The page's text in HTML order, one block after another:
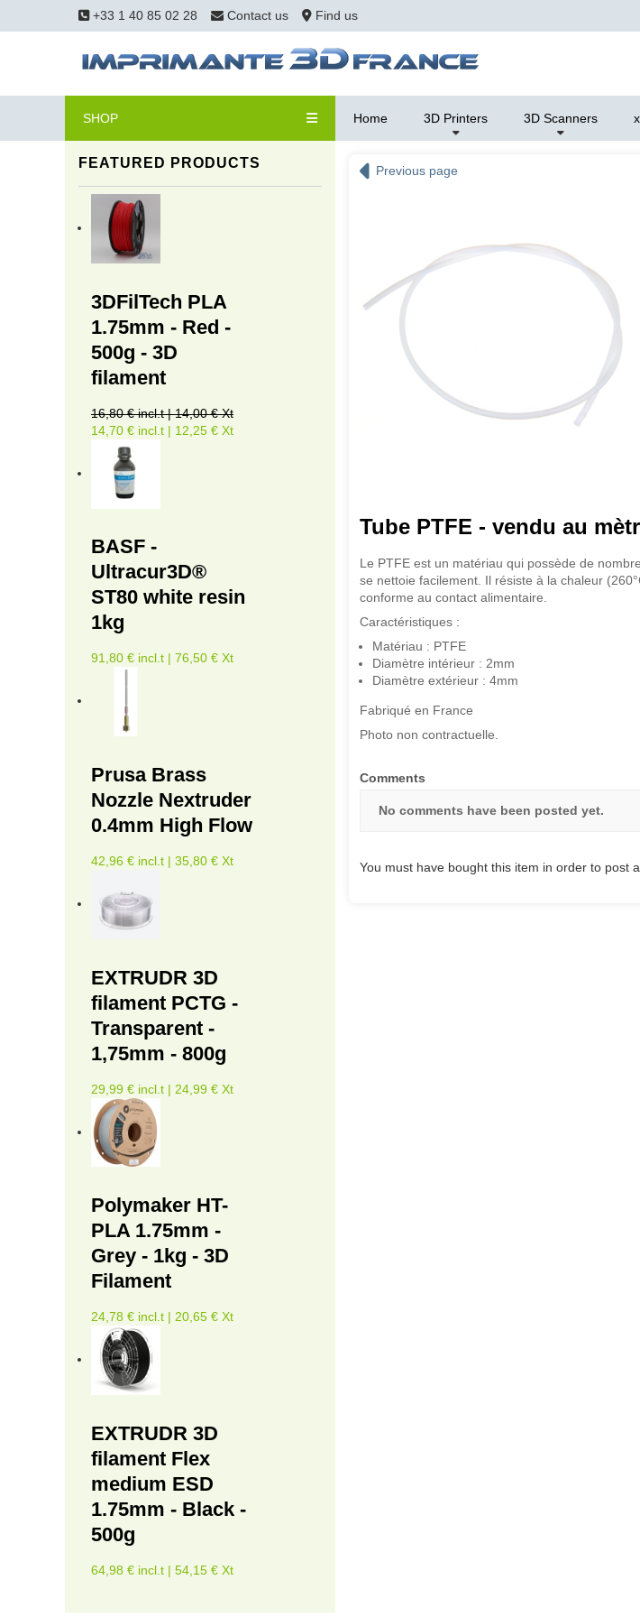
+33 1 40 85 02 28 Contact us Find us
SHOP Home 3D Printers 3D Scanners
FEATURED PRODUCTS
3DFilTech PLA
1.75mm - Red -
500g - 3D
filament
16,80 € incl.t | 14,00 € Xt
14,70 € incl.t | 12,25 € Xt
BASF -
Ultracur3D®
ST80 white resin
1kg
91,80 € incl.t | 76,50 € Xt
Prusa Brass
Nozzle Nextruder
0.4mm High Flow
42,96 € incl.t | 35,80 € Xt
EXTRUDR 3D
filament PCTG -
Transparent -
1,75mm - 800g
29,99 € incl.t | 24,99 € Xt
Polymaker HT-
PLA 1.75mm -
Grey - 1kg - 3D
Filament
24,78 € incl.t | 20,65 € Xt
EXTRUDR 3D
filament Flex
medium ESD
1.75mm - Black -
500g
64,98 € incl.t | 54,15 € Xt
Previous page
Tube PTFE - vendu au
Le PTFE est un matériau qui possède de
se nettoie facilement. Il résiste à la chaleur
conforme au contact alimentaire.
Caractéristiques :
Matériau : PTFE
Diamètre intérieur : 2mm
Diamètre extérieur : 4mm
Fabriqué en France
Photo non contractuelle.
Comments
No comments have been posted yet.
You must have bought this item in order to post